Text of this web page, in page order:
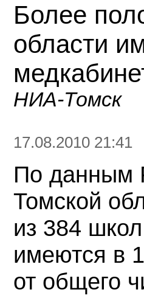
Более
области
НИА-Томск
17.08.2010 21:41
По данным
Томской
из 384
имеются в
от общего